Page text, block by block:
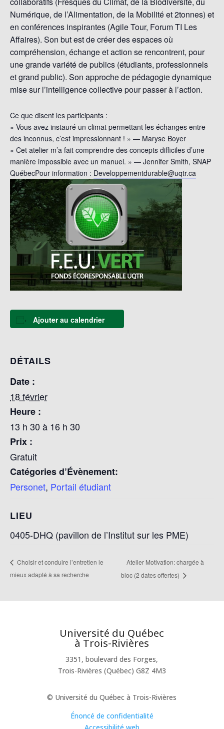
Numérique, de l’Alimentation, de la Mobilité et 2tonnes) et
en conférences inspirantes (Agile Tour, Forum TI Les
Affaires). Son but est de créer des espaces où
compréhension, échange et action se rencontrent, pour
une grande variété de publics (étudiants, professionnels
et grand public). Son approche de pédagogie dynamique
mise sur l’intelligence collective pour passer à l’action.
Ce que disent les participants :
« Vous avez instauré un climat permettant les échanges entre
des inconnus, c’est impressionnant ! » — Maryse Boyer
« Cet atelier m’a fait comprendre des concepts difficiles d’une
manière impossible avec un manuel. » — Jennifer Smith, SNAP
QuébecPour information : Developpementdurable@uqtr.ca
Ajouter au calendrier
DÉTAILS
Date :
18 février
Heure :
13 h 30 à 16 h 30
Prix :
Gratuit
Catégories d’Évènement:
Personet, Portail étudiant
LIEU
0405-DHQ (pavillon de l’Institut sur les PME)
Choisir et conduire l’entretien le
mieux adapté à sa recherche
Atelier Motivation: chargée à
bloc (2 dates offertes)
Université du Québec
à Trois-Rivières
3351, boulevard des Forges,
Trois-Rivières (Québec) G8Z 4M3
© Université du Québec à Trois-Rivières
Énoncé de confidentialité